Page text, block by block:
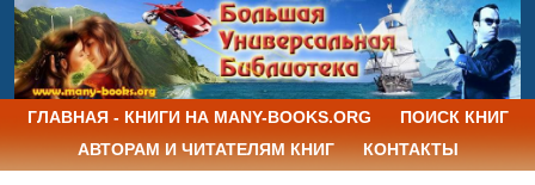
ГЛАВНАЯ - КНИГИ НА MANY-BOOKS.ORG
ПОИСК КНИГ
АВТОРАМ И ЧИТАТЕЛЯМ КНИГ
КОНТАКТЫ